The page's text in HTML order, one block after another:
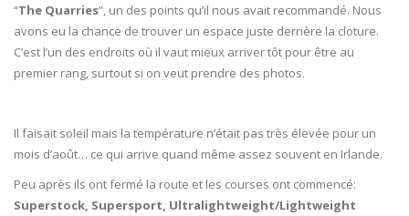
“The Quarries”, un des points qu’il nous avait recommandé. Nous
avons eu la chance de trouver un espace juste derrière la cloture.
C’est l’un des endroits où il vaut mieux arriver tôt pour être au
premier rang, surtout si on veut prendre des photos.
Il faisait soleil mais la température n’était pas très élevée pour un
mois d’août… ce qui arrive quand même assez souvent en Irlande.
Peu après ils ont fermé la route et les courses ont commencé:
Superstock, Supersport, Ultralightweight/Lightweight